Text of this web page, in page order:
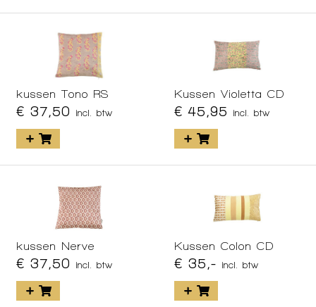
kussen Tono RS
€ 37,50 incl. btw
Kussen Violetta CD
€ 45,95 incl. btw
kussen Nerve
€ 37,50 incl. btw
Kussen Colon CD
€ 35,- incl. btw